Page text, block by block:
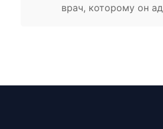
врач, которому он